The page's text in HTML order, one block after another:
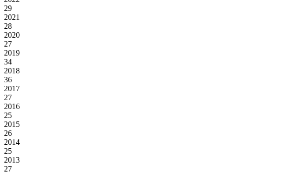
29
2021
28
2020
27
2019
34
2018
36
2017
27
2016
25
2015
26
2014
25
2013
27